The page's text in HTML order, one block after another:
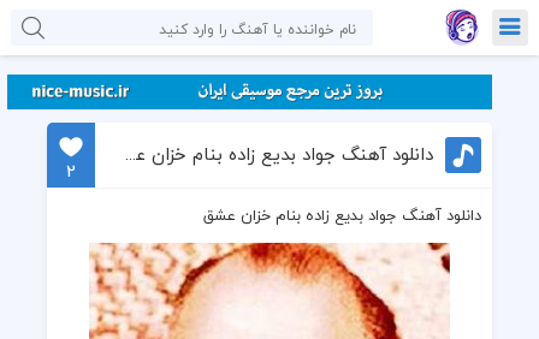
دانلود آهنگ جواد بدیع زاده بنام خزان عشق
2
دانلود آهنگ جواد بدیع زاده بنام خزان عشق